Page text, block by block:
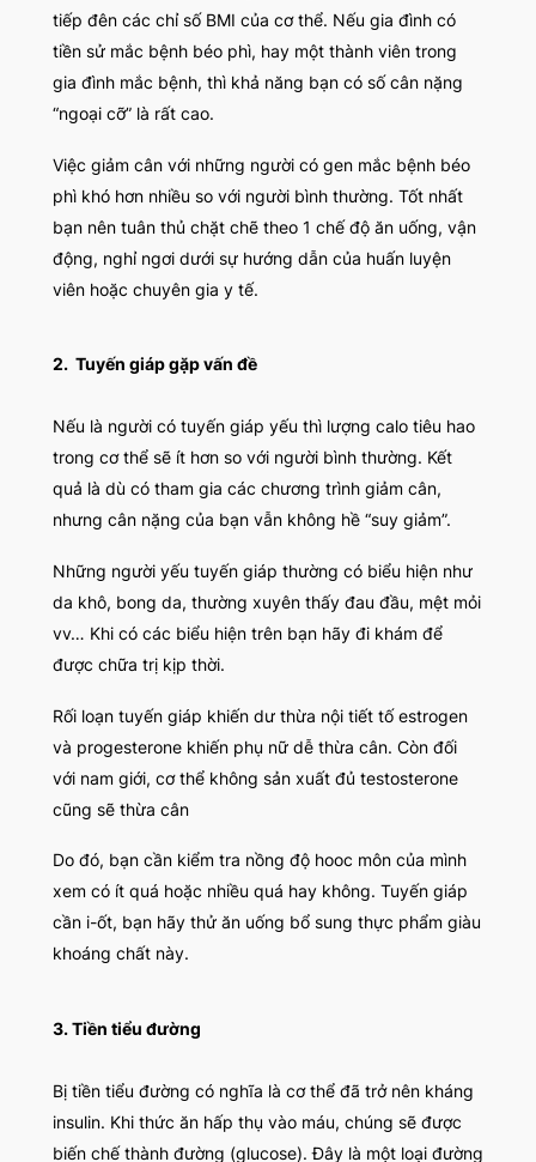
tiếp đên các chỉ số BMI của cơ thể. Nếu gia đình có
tiền sử mắc bệnh béo phì, hay một thành viên trong
gia đình mắc bệnh, thì khả năng bạn có số cân nặng
“ngoại cỡ” là rất cao.
Việc giảm cân với những người có gen mắc bệnh béo
phì khó hơn nhiều so với người bình thường. Tốt nhất
bạn nên tuân thủ chặt chẽ theo 1 chế độ ăn uống, vận
động, nghỉ ngơi dưới sự hướng dẫn của huấn luyện
viên hoặc chuyên gia y tế.
2. Tuyến giáp gặp vấn đề
Nếu là người có tuyến giáp yếu thì lượng calo tiêu hao
trong cơ thể sẽ ít hơn so với người bình thường. Kết
quả là dù có tham gia các chương trình giảm cân,
nhưng cân nặng của bạn vẫn không hề “suy giảm”.
Những người yếu tuyến giáp thường có biểu hiện như
da khô, bong da, thường xuyên thấy đau đầu, mệt mỏi
vv… Khi có các biểu hiện trên bạn hãy đi khám để
được chữa trị kịp thời.
Rối loạn tuyến giáp khiến dư thừa nội tiết tố estrogen
và progesterone khiến phụ nữ dễ thừa cân. Còn đối
với nam giới, cơ thể không sản xuất đủ testosterone
cũng sẽ thừa cân
Do đó, bạn cần kiểm tra nồng độ hooc môn của mình
xem có ít quá hoặc nhiều quá hay không. Tuyến giáp
cần i-ốt, bạn hãy thử ăn uống bổ sung thực phẩm giàu
khoáng chất này.
3.Tiền tiểu đường
Bị tiền tiểu đường có nghĩa là cơ thể đã trở nên kháng
insulin. Khi thức ăn hấp thụ vào máu, chúng sẽ được
biến chế thành đường (glucose). Đây là một loại đường